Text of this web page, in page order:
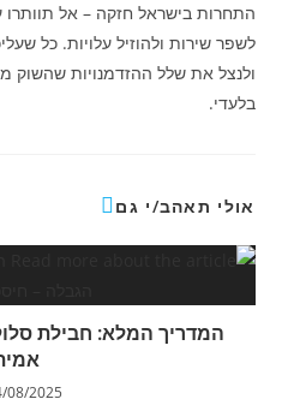
התחרות בישראל חזקה – אל
לשפר שירות ולהוזיל עלויות. כל
ולנצל את שלל ההזדמנויות שהשוק
בלעדי.
אולי תאהב/י גם
המדריך המלא: חבילת
08/2025